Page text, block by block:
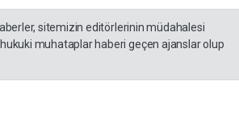
sitemizin editörlerinin müdahalesi
muhataplar haberi geçen ajanslar olup